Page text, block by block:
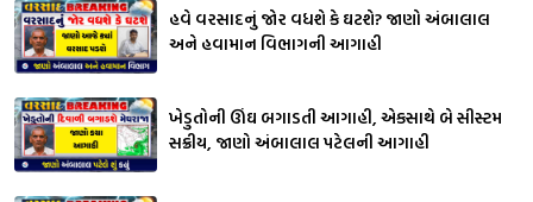
હવે વરસાદનું જોર વધશે કે ઘટશે? જાણો અંબાલાલ
અને હવામાન વિભાગની આગાહી
ખેડુતોની ઊંઘ બગાડતી આગાહી, એકસાથે બે સીસ્ટમ
સક્રીય, જાણો અંબાલાલ પટેલની આગાહી